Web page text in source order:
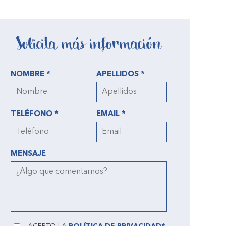
Solicita más información
NOMBRE * APELLIDOS *
TELÉFONO * EMAIL *
MENSAJE